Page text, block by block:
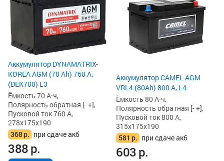
Аккумулятор DYNAMATRIX-
KOREA AGM (70 Ah) 760 А,
(DEK700) L3
Ёмкость 70 А·ч,
Полярность обратная [- +],
Пусковой ток 760 А,
278x175x190
368р. при сдаче акб
388р.
Аккумулятор CAMEL AGM
VRL4 (80Ah) 800 А, L4
Ёмкость 80 А·ч,
Полярность обратная [- +],
Пусковой ток 800 А,
315x175x190
581 р. при сдаче акб
603р.